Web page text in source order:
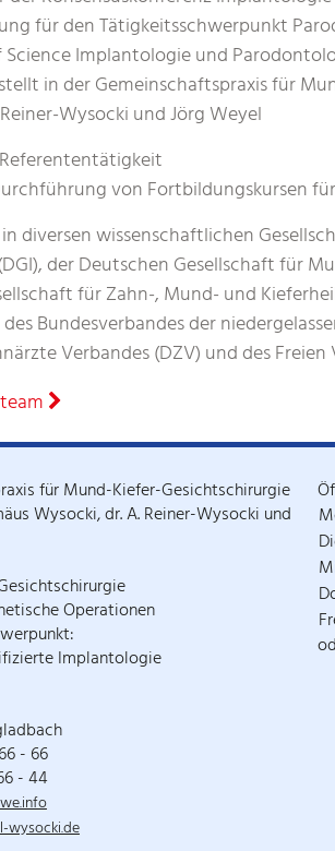
für den Tätigkeitsschwerpunkt
Implantologie und
in der Gemeinschaftspraxis für
Wysocki und Jörg Weyel
von Fortbildungskursen
diversen wissenschaftlichen
der Deutschen Gesellschaft für
für Zahn-, Mund- und
des Bundesverbandes der
Verbandes (DZV) und des
für Mund-Kiefer-Gesichtschirurgie
Wysocki, dr. A. Reiner-Wysocki und
Operationen
Implantologie
- 66
- 44
wysocki.de